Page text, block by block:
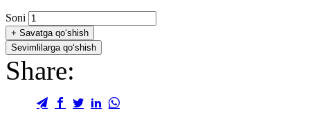
Soni
+ Savatga qo‘shish
Sevimlilarga qo‘shish
Share: